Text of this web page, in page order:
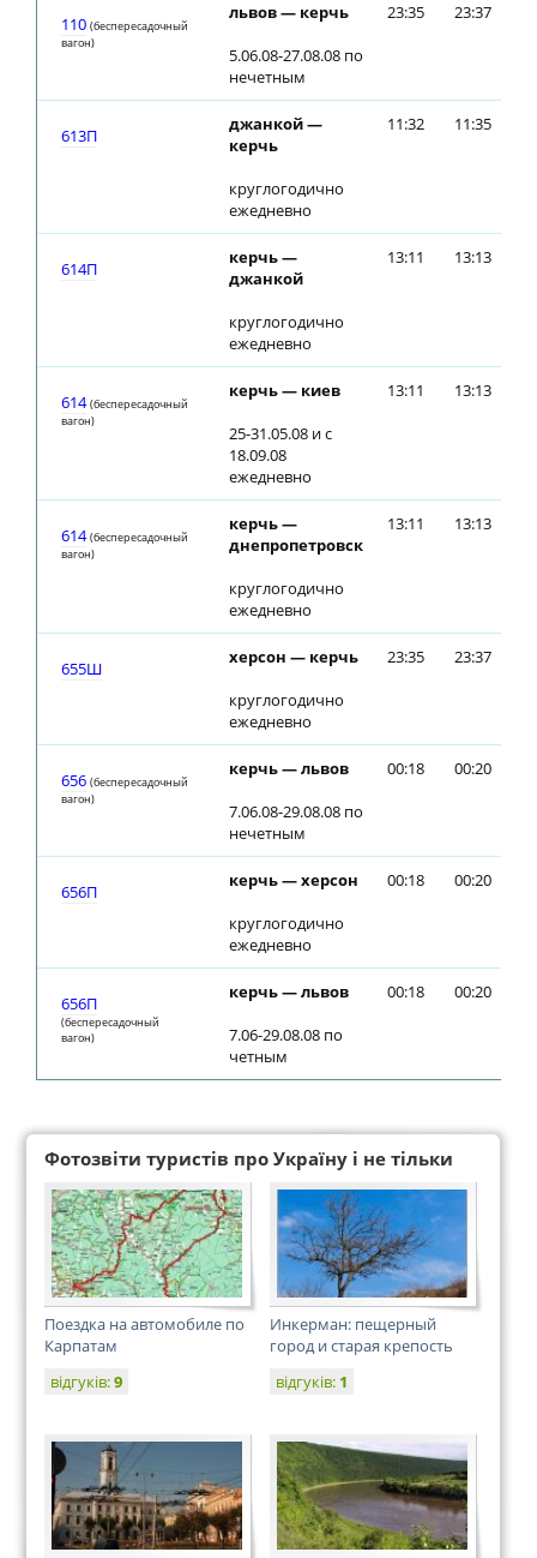
110 (беспересадочный
вагон)
львов — керчь
5.06.08-27.08.08 по
нечетным
23:35 23:37
613П
джанкой —
керчь
круглогодично
ежедневно
11:32 11:35
614П
керчь —
джанкой
круглогодично
ежедневно
13:11 13:13
614 (беспересадочный
вагон)
керчь — киев
25-31.05.08 и с
18.09.08
ежедневно
13:11 13:13
614 (беспересадочный
вагон)
керчь —
днепропетровск
круглогодично
ежедневно
13:11 13:13
655Ш
херсон — керчь
круглогодично
ежедневно
23:35 23:37
656 (беспересадочный
вагон)
керчь — львов
7.06.08-29.08.08 по
нечетным
00:18 00:20
656П
керчь — херсон
круглогодично
ежедневно
00:18 00:20
656П
(беспересадочный
вагон)
керчь — львов
7.06-29.08.08 по
четным
00:18 00:20
Фотозвіти туристів про Україну і не тільки
Поездка на автомобиле по
Карпатам
відгуків:9
Инкерман: пещерный
город и старая крепость
відгуків: 1